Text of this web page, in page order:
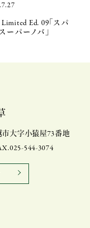
Ed. 09「スパ
ーパーノバ」
市大字小猿屋73番地
544-3074